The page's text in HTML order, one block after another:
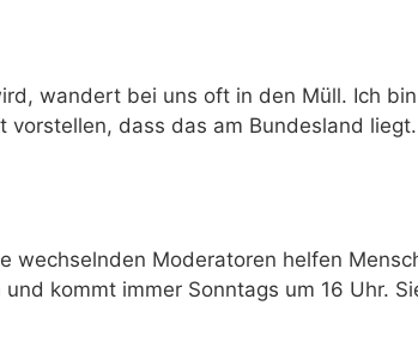
wandert bei uns oft in den Müll. Ich
dass das am Bundesland liegt.
wechselnden Moderatoren helfen
kommt immer Sonntags um 16 Uhr.